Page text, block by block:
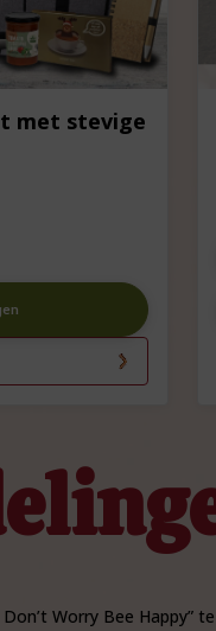
met stevige
Worry Bee Happy”